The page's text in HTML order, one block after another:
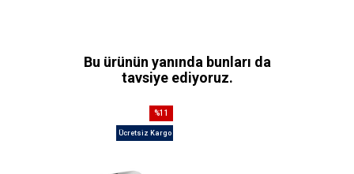
Bu ürünün yanında bunları da
tavsiye ediyoruz.
%11
İndirim
Ücretsiz Kargo